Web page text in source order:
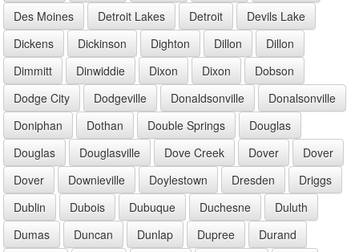
Des Moines
Detroit Lakes Detroit
Devils Lake
Dickens
Dickinson Dighton Dillon
Dillon
Dimmitt
Dinwiddie Dixon Dixon
Dobson
Dodge City
Dodgeville Donaldsonville
Donalsonville
Doniphan
Dothan Double Springs
Douglas
Douglas
Douglasville Dove Creek Dover
Dover
Dover
Downieville Doylestown Dresden
Driggs
Dublin
Dubois Dubuque Duchesne
Duluth
Dumas
Duncan Dunlap Dupree
Durand